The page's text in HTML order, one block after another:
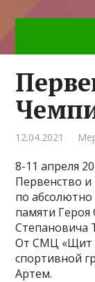
12.04.2021
8-11 апреля
Первенство
по
памяти Героя
Степановича
От СМЦ «Щит
спортивной
Артем.